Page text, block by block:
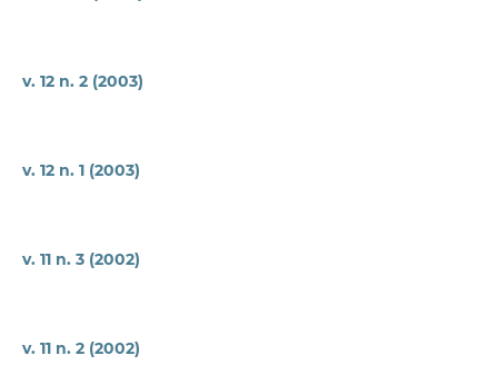
v. 12 n. 2 (2003)
v. 12 n. 1 (2003)
v. 11 n. 3 (2002)
v. 11 n. 2 (2002)